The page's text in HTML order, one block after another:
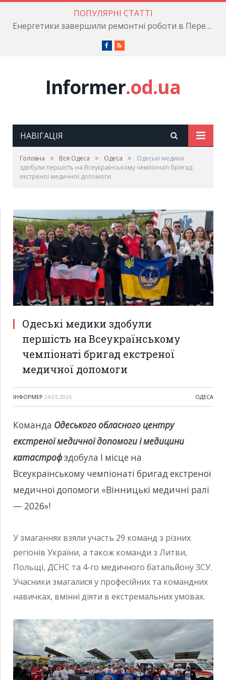
ПОПУЛЯРНІ СТАТТІ
Енергетики завершили ремонтні роботи в Пересипському районі
Facebook
RSS
Informer.od.ua
НАВІГАЦІЯ
Головна » Вся Одеса » Одеса »
Одеські медики
здобули першість на Всеукраїнському чемпіонаті бригад
екстреної медичної допомоги
Одеські медики здобули
першість на Всеукраїнському
чемпіонаті бригад екстреної
медичної допомоги
ІНФОРМЕР 24.05.2026 ОДЕСА
Команда Одеського обласного центру
екстреної медичної допомоги і медицини
катастрофздобула І місце на
Всеукраїнському чемпіонаті бригад екстреної
медичної допомоги «Вінницькі медичні ралі
— 2026»!
У змаганнях взяли участь 29 команд з різних
регіонів України, а також команди з Литви,
Польщі, ДСНС та 4-го медичного батальйону ЗСУ.
Учасники змагалися у професійних та командних
навичках, вмінні діяти в екстремальних умовах.